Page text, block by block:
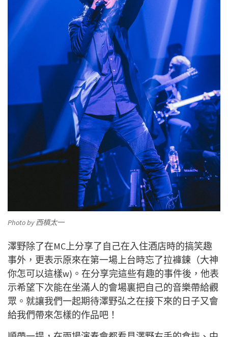
Photo by 西槙太一
澤野除了在MC上分享了自己在入住酒店時的搞笑趣
事外，更表示原來在第一場上台時忘了拉褲鍊（大神
你怎可以這樣w) 。在分享完這些有趣的事件後， 他表
示希望下次能在坐滿人的會場裏把自己的音樂帶給觀
眾。就讓我們一起期待澤野弘之在接下來的日子又會
給我們帶來怎樣的作品吧！